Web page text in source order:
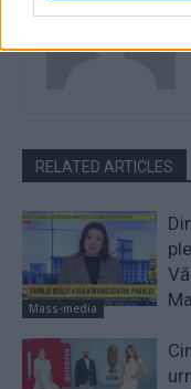
RELATED ARTICLES
Mass-media